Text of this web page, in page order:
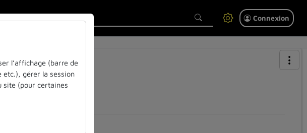
Connexion
l’affichage (barre de
etc.), gérer la session
site (pour certaines